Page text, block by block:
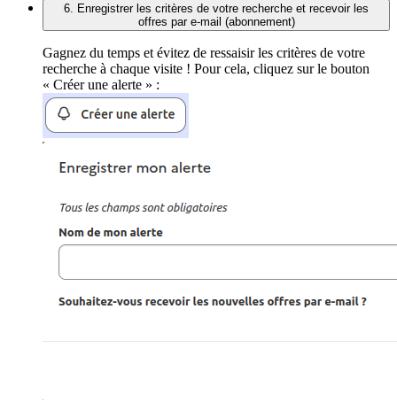
6. Enregistrer les critères de votre recherche et recevoir les
offres par e-mail (abonnement)
Gagnez du temps et évitez de ressaisir les critères de votre
recherche à chaque visite ! Pour cela, cliquez sur le bouton
« Créer une alerte » :